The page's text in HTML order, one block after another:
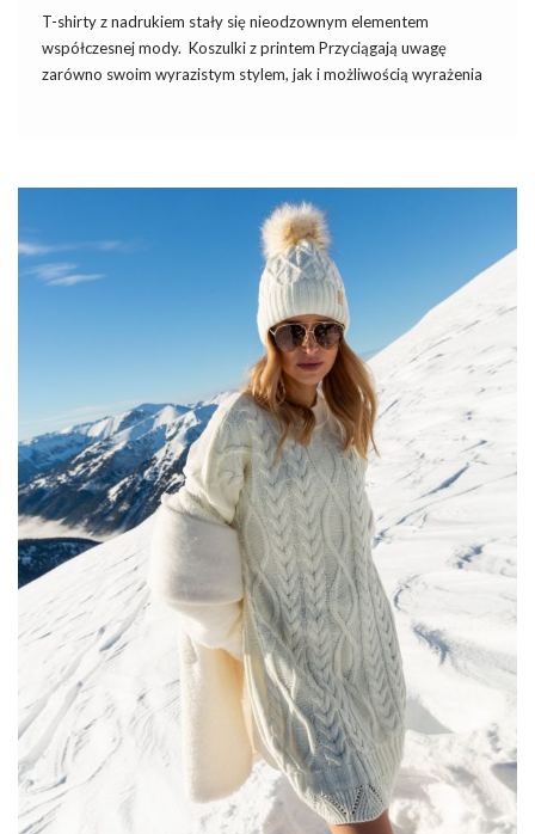
T-shirty z nadrukiem stały się nieodzownym elementem
współczesnej mody. Koszulki z printem Przyciągają uwagę
zarówno swoim wyrazistym stylem, jak i możliwością wyrażenia
wyrażenie siebie. Także stanowi popularny element
casualowego i streetwearowego stylu. Dostępne w różnych
kolorach, fasonach i tematach, są nie tylko modne, ale także
wygodne i łatwe do dopasowania do różnych stylizacji.
T shirt z nadrukiem – sprawdzony sposób
na oryginalny look
T-shirt z nadrukiem to niezawodny sposób na stworzenie
oryginalnego i wyrazistego looku, który przyciąga …